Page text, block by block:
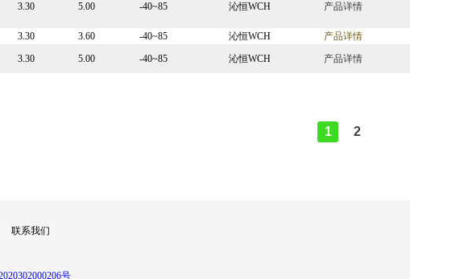
3.30 5.00 -40~85 沁恒WCH 产品详情
3.30 3.60 -40~85 沁恒WCH
产品详情
3.30 5.00 -40~85 沁恒WCH 产品详情
1 2
联系我们
号